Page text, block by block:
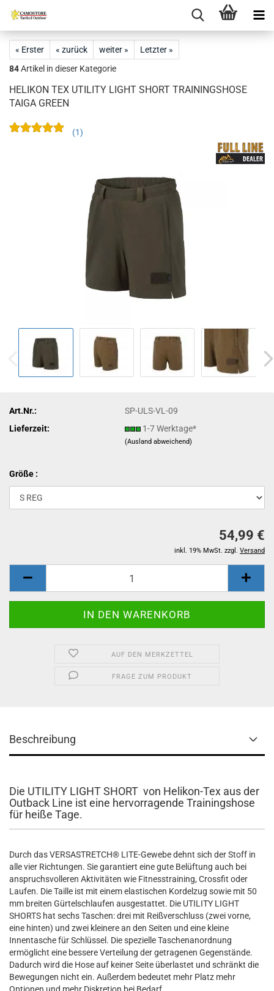
« Erster « zurück weiter »
Letzter »
84Artikel in dieser Kategorie
HELIKON TEX UTILITY LIGHT SHORT TRAININGSHOSE
TAIGA GREEN
1
Art.Nr.:
SP-ULS-VL-09
Lieferzeit:
1-7 Werktage*
(Ausland abweichend)
Größe :
54,99 €
inkl. 19% MwSt. zzgl. Versand
AUF DEN MERKZETTEL
FRAGE ZUM PRODUKT
Beschreibung
Die UTILITY LIGHT SHORT von Helikon-Tex aus der
Outback Line ist eine hervorragende Trainingshose
für heiße Tage.
Durch das VERSASTRETCH® LITE-Gewebe dehnt sich der Stoff in
alle vier Richtungen. Sie garantiert eine gute Belüftung auch bei
anspruchsvolleren Aktivitäten wie Fitnesstraining, Crossfit oder
Laufen. Die Taille ist mit einem elastischen Kordelzug sowie mit 50
mm breiten Gürtelschlaufen ausgestattet. Die UTILITY LIGHT
SHORTS hat sechs Taschen: drei mit Reißverschluss (zwei vorne,
eine hinten) und zwei kleinere an den Seiten und eine kleine
Innentasche für Schlüssel. Die spezielle Taschenanordnung
ermöglicht eine bessere Verteilung der getragenen Gegenstände.
Dadurch wird die Hose auf keiner Seite überlastet und schränkt die
Bewegungen nicht ein. Außerdem bedeutet mehr Platz mehr